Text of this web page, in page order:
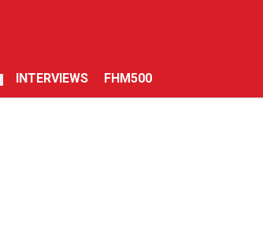
INTERVIEWS FHM500